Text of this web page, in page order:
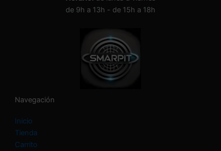
de 9h a 13h - de 15h a 18h
Navegación
Inicio
Tienda
Carrito